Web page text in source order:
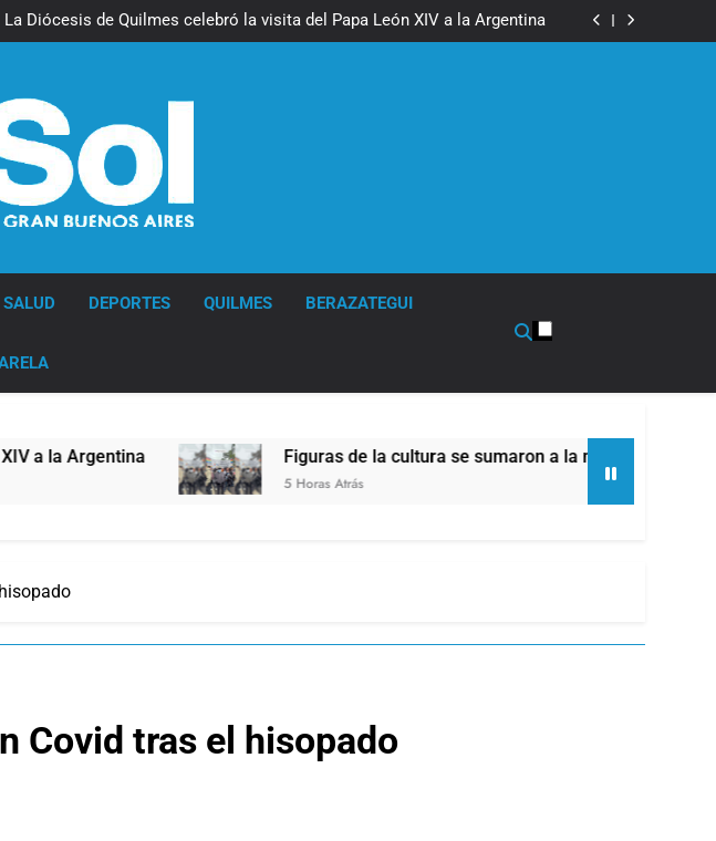
La Diócesis de Quilmes celebró la visita del Papa León XIV a la Argentina
Figuras de la cultura se sumaron a la marcha frente al Congreso contra la
La Diócesis de Quilmes celebró la visita del Papa León XIV a la Argentina
Figuras de la cultura se sumaron a la marcha frente al Congreso contra la
Nueva jornada negativa para los activos argentinos: cayeron las acciones
en Wall Street y el riesgo país quedó al borde de los 450 puntos
SALUD DEPORTES QUILMES BERAZATEGUI
Argentina Figuras de la cultura se sumaron a la marcha frente al
5 Horas Atrás
Covid tras el hisopado